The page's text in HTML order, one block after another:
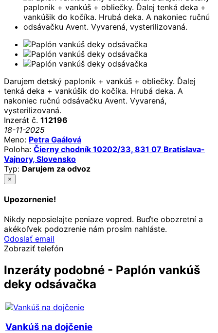
Darujem detský paplonik + vankúš + obliečky. Ďalej
tenká deka + vankúšik do kočíka. Hrubá deka. A
nakoniec ručnú odsávačku Avent. Vyvarená,
vysterilizovaná.
Inzerát č. 112196
18-11-2025
Meno: Petra Gaálová
Poloha: Čierny chodník 10202/33, 831 07 Bratislava-
Vajnory, Slovensko
Typ: Darujem za odvoz
×
Upozornenie!
Nikdy neposielajte peniaze vopred. Buďte obozretní a
akékoľvek podozrenie nám prosím nahláste.
Odoslať email
Zobraziť telefón
Inzeráty podobné - Paplón vankúš
deky odsávačka
Vankúš na dojčenie